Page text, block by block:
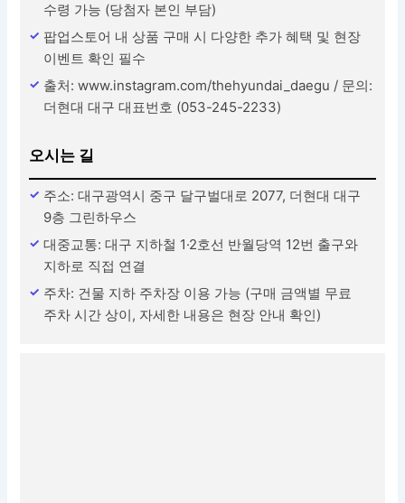
수령 가능 (당첨자 본인 부담)
팝업스토어 내 상품 구매 시 다양한 추가 혜택 및 현장
이벤트 확인 필수
출처: www.instagram.com/thehyundai_daegu / 문의:
더현대 대구 대표번호 (053-245-2233)
오시는 길
주소: 대구광역시 중구 달구벌대로 2077, 더현대 대구
9층 그린하우스
대중교통: 대구 지하철 1·2호선 반월당역 12번 출구와
지하로 직접 연결
주차: 건물 지하 주차장 이용 가능 (구매 금액별 무료
주차 시간 상이, 자세한 내용은 현장 안내 확인)